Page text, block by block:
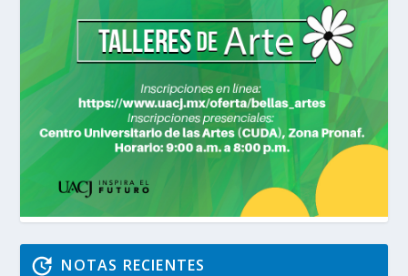
NOTAS RECIENTES